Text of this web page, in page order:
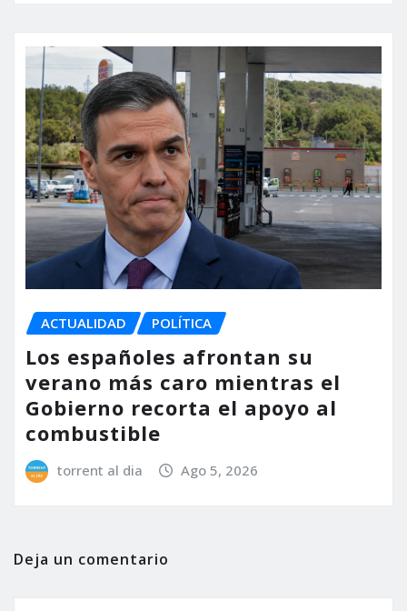
ACTUALIDAD POLÍTICA
Los españoles afrontan su
verano más caro mientras el
Gobierno recorta el apoyo al
combustible
torrent al dia Ago 5, 2026
Deja un comentario